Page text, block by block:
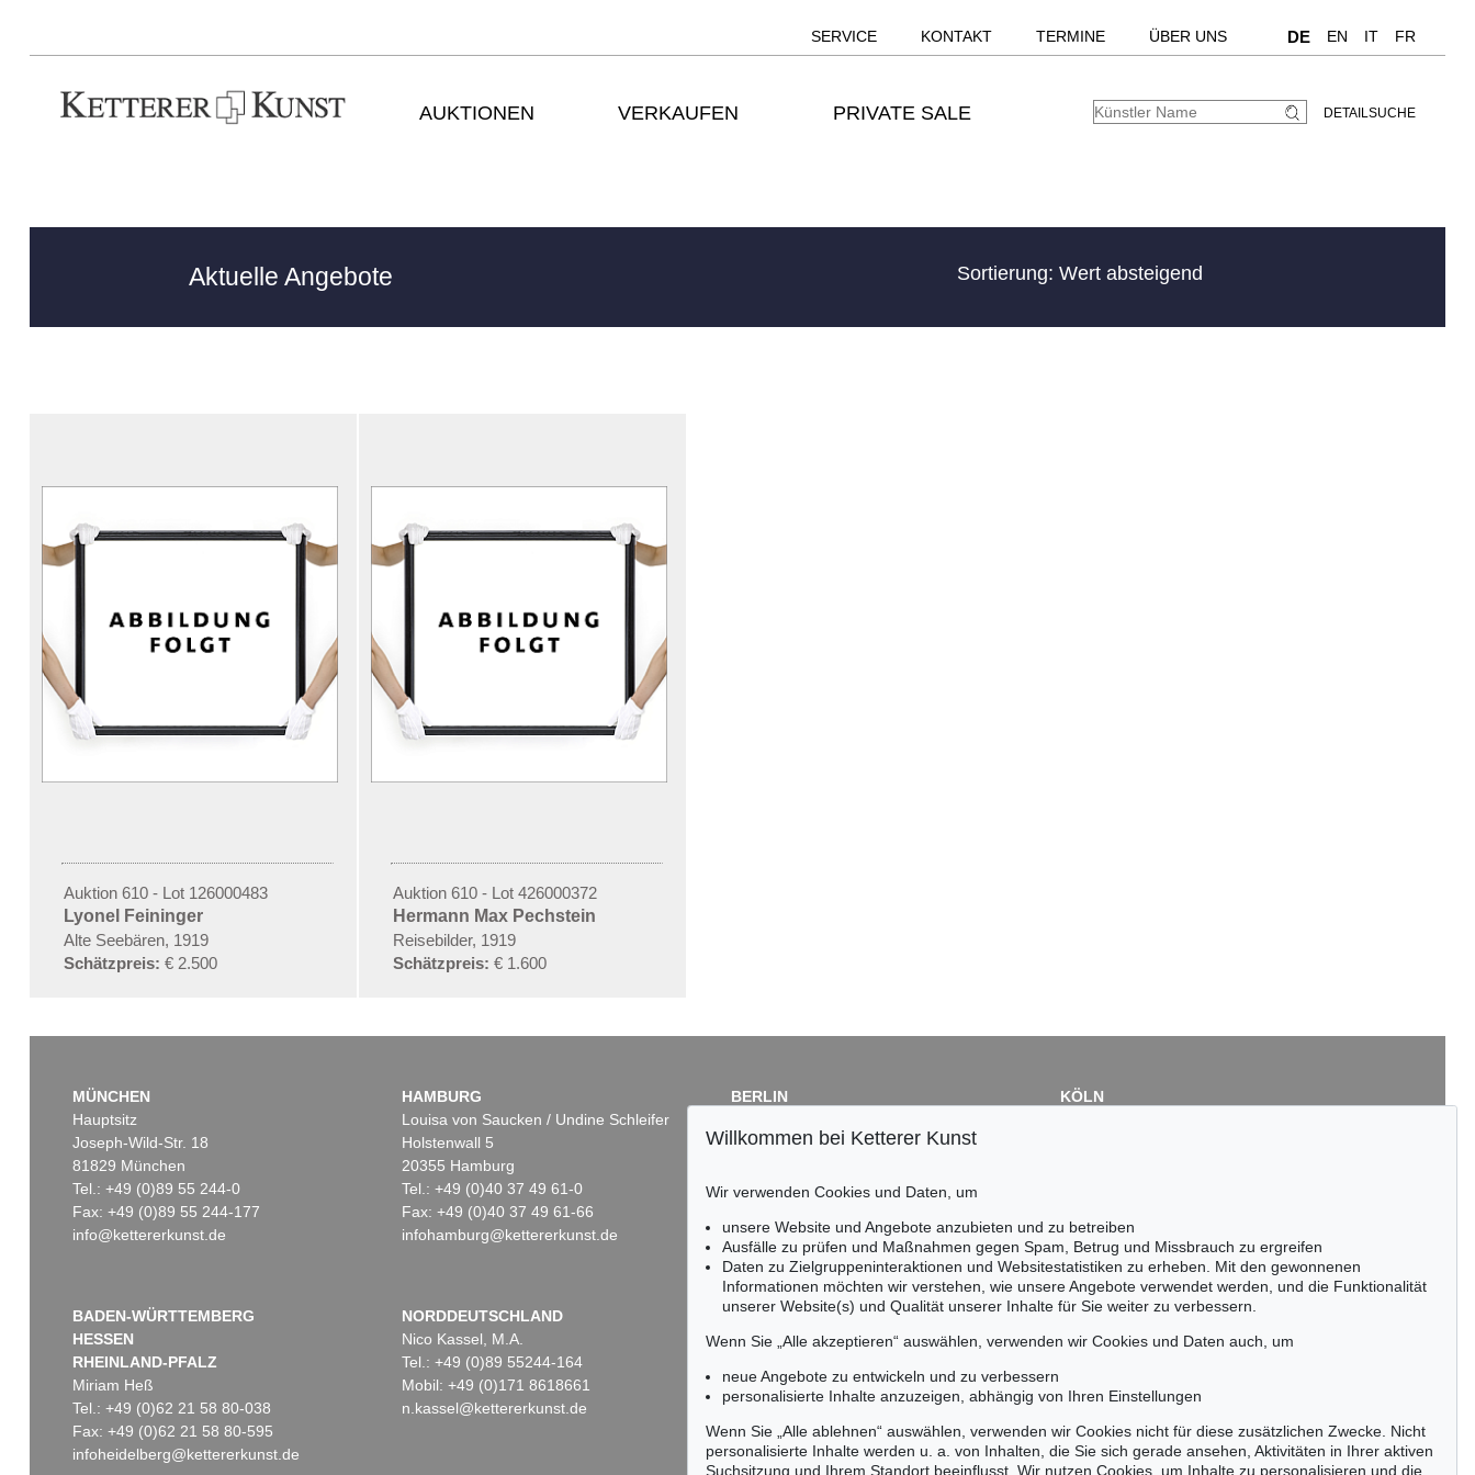
SERVICE KONTAKT TERMINE ÜBER UNS DE EN IT FR
AUKTIONEN VERKAUFEN PRIVATE SALE DETAILSUCHE
Aktuelle Angebote Sortierung: Wert absteigend
Auktion 610 - Lot 126000483
Lyonel Feininger
Alte Seebären, 1919
Schätzpreis: € 2.500
Auktion 610 - Lot 426000372
Hermann Max Pechstein
Reisebilder, 1919
Schätzpreis: € 1.600
MÜNCHEN
Hauptsitz
Joseph-Wild-Str. 18
81829 München
Tel.: +49 (0)89 55 244-0
Fax: +49 (0)89 55 244-177
info@kettererkunst.de
HAMBURG
Louisa von Saucken / Undine Schleifer
Holstenwall 5
20355 Hamburg
Tel.: +49 (0)40 37 49 61-0
Fax: +49 (0)40 37 49 61-66
infohamburg@kettererkunst.de
BERLIN
Fasanenstr. 70
Tel.: +49 (0)30 88 67 53-63
infoberlin@kettererkunst.de
KÖLN
BADEN-WÜRTTEMBERG
HESSEN
RHEINLAND-PFALZ
Miriam Heß
Tel.: +49 (0)62 21 58 80-038
Fax: +49 (0)62 21 58 80-595
infoheidelberg@kettererkunst.de
NORDDEUTSCHLAND
Nico Kassel, M.A.
Tel.: +49 (0)89 55244-164
Mobil: +49 (0)171 8618661
n.kassel@kettererkunst.de
Keine Auktion mehr verpassen!
Wir informieren Sie rechtzeitig.
Jetzt zum Newsletter anmelden >
Willkommen bei Ketterer Kunst
Wir verwenden Cookies und Daten, um
unsere Website und Angebote anzubieten und zu betreiben
Ausfälle zu prüfen und Maßnahmen gegen Spam, Betrug und Missbrauch zu ergreifen
Daten zu Zielgruppeninteraktionen und Websitestatistiken zu erheben. Mit den gewonnenen
Informationen möchten wir verstehen, wie unsere Angebote verwendet werden, und die Funktionalität
unserer Website(s) und Qualität unserer Inhalte für Sie weiter zu verbessern.
Wenn Sie „Alle akzeptieren“ auswählen, verwenden wir Cookies und Daten auch, um
neue Angebote zu entwickeln und zu verbessern
personalisierte Inhalte anzuzeigen, abhängig von Ihren Einstellungen
Wenn Sie „Alle ablehnen“ auswählen, verwenden wir Cookies nicht für diese zusätzlichen Zwecke. Nicht
personalisierte Inhalte werden u. a. von Inhalten, die Sie sich gerade ansehen, Aktivitäten in Ihrer aktiven
Suchsitzung und Ihrem Standort beeinflusst. Wir nutzen Cookies, um Inhalte zu personalisieren und die